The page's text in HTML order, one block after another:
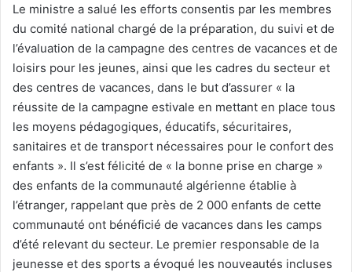
Le ministre a salué les efforts consentis par les membres
du comité national chargé de la préparation, du suivi et de
l’évaluation de la campagne des centres de vacances et de
loisirs pour les jeunes, ainsi que les cadres du secteur et
des centres de vacances, dans le but d’assurer « la
réussite de la campagne estivale en mettant en place tous
les moyens pédagogiques, éducatifs, sécuritaires,
sanitaires et de transport nécessaires pour le confort des
enfants ». Il s’est félicité de « la bonne prise en charge »
des enfants de la communauté algérienne établie à
l’étranger, rappelant que près de 2 000 enfants de cette
communauté ont bénéficié de vacances dans les camps
d’été relevant du secteur. Le premier responsable de la
jeunesse et des sports a évoqué les nouveautés incluses